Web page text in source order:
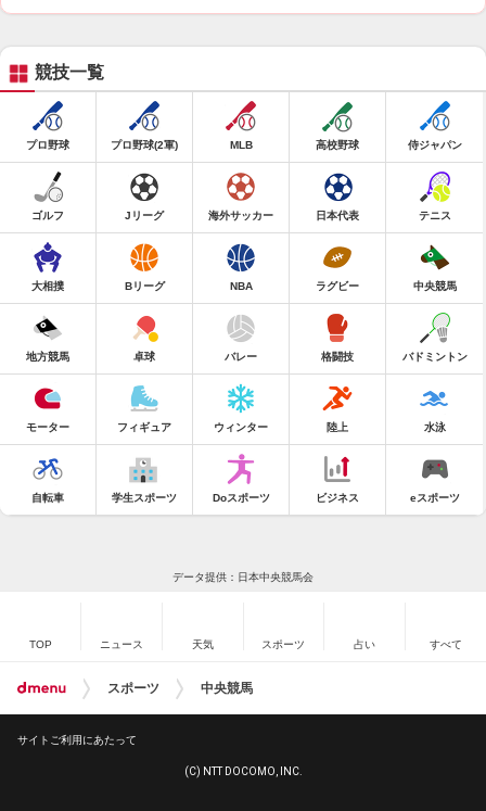
競技一覧
プロ野球 プロ野球(2軍) MLB 高校野球 侍ジャパン
ゴルフ Jリーグ 海外サッカー 日本代表 テニス
大相撲 Bリーグ NBA ラグビー 中央競馬
地方競馬 卓球 バレー 格闘技 バドミントン
モーター フィギュア ウィンター 陸上 水泳
自転車 学生スポーツ Doスポーツ ビジネス eスポーツ
データ提供：日本中央競馬会
TOP ニュース 天気 スポーツ 占い すべて
スポーツ 中央競馬
サイトご利用にあたって
(C) NTT DOCOMO, INC.